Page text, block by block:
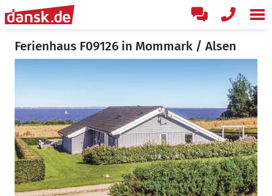
Ferienhaus F09126 in Mommark / Alsen